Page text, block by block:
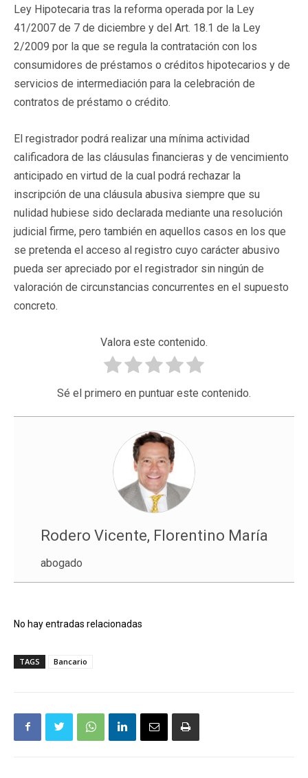
Ley Hipotecaria tras la reforma operada por la Ley
41/2007 de 7 de diciembre y del Art. 18.1 de la Ley
2/2009 por la que se regula la contratación con los
consumidores de préstamos o créditos hipotecarios y de
servicios de intermediación para la celebración de
contratos de préstamo o crédito.
El registrador podrá realizar una mínima actividad
calificadora de las cláusulas financieras y de vencimiento
anticipado en virtud de la cual podrá rechazar la
inscripción de una cláusula abusiva siempre que su
nulidad hubiese sido declarada mediante una resolución
judicial firme, pero también en aquellos casos en los que
se pretenda el acceso al registro cuyo carácter abusivo
pueda ser apreciado por el registrador sin ningún de
valoración de circunstancias concurrentes en el supuesto
concreto.
Valora este contenido.
Sé el primero en puntuar este contenido.
Rodero Vicente, Florentino María
abogado
No hay entradas relacionadas
TAGS Bancario